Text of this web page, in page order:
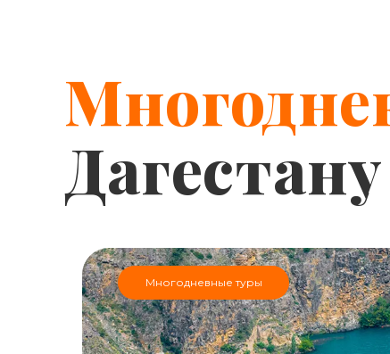
Дагестану
Многодневные туры